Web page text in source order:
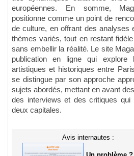
européennes. En somme,
positionne comme un point de
de culture, en offrant des analyses
thèmes variés, tout en restant
sans embellir la réalité. Le site
publication en ligne qui explore
artistiques et historiques entre
se distingue par son approche
sujets abordés, mettant en avant
des interviews et des critiques qui
deux capitales.
Avis internautes :